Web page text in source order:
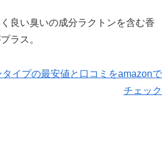
良い臭いの成分ラクトンを含む香
ラス。
イプの最安値と口コミをamazonで
チェック